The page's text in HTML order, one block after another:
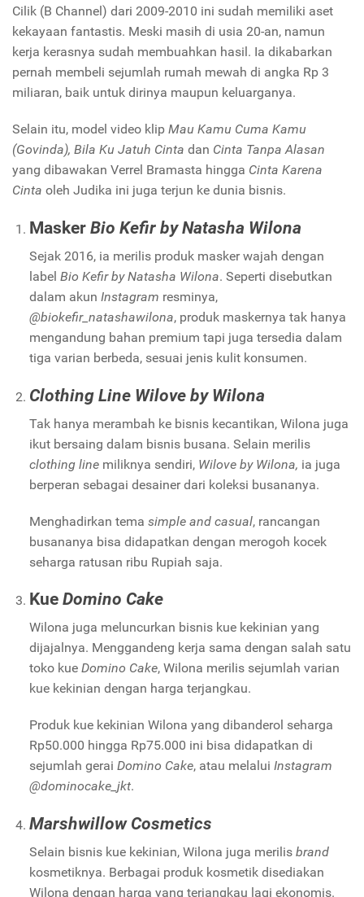
Cilik (B Channel) dari 2009-2010 ini sudah memiliki aset
kekayaan fantastis. Meski masih di usia 20-an, namun
kerja kerasnya sudah membuahkan hasil. Ia dikabarkan
pernah membeli sejumlah rumah mewah di angka Rp 3
miliaran, baik untuk dirinya maupun keluarganya.
Selain itu, model video klip Mau Kamu Cuma Kamu
(Govinda), Bila Ku Jatuh Cinta dan Cinta Tanpa Alasan
yang dibawakan Verrel Bramasta hingga Cinta Karena
Cinta oleh Judika ini juga terjun ke dunia bisnis.
Masker Bio Kefir by Natasha Wilona
Sejak 2016, ia merilis produk masker wajah dengan
label Bio Kefir by Natasha Wilona. Seperti disebutkan
dalam akun Instagram resminya,
@biokefir_natashawilona, produk maskernya tak hanya
mengandung bahan premium tapi juga tersedia dalam
tiga varian berbeda, sesuai jenis kulit konsumen.
Clothing Line Wilove by Wilona
Tak hanya merambah ke bisnis kecantikan, Wilona juga
ikut bersaing dalam bisnis busana. Selain merilis
clothing linemiliknya sendiri, Wilove by Wilona, ia juga
berperan sebagai desainer dari koleksi busananya.
Menghadirkan tema simple and casual, rancangan
busananya bisa didapatkan dengan merogoh kocek
seharga ratusan ribu Rupiah saja.
Kue Domino Cake
Wilona juga meluncurkan bisnis kue kekinian yang
dijajalnya. Menggandeng kerja sama dengan salah satu
toko kue Domino Cake, Wilona merilis sejumlah varian
kue kekinian dengan harga terjangkau.
Produk kue kekinian Wilona yang dibanderol seharga
Rp50.000 hingga Rp75.000 ini bisa didapatkan di
sejumlah gerai Domino Cake, atau melalui Instagram
@dominocake_jkt.
Marshwillow Cosmetics
Selain bisnis kue kekinian, Wilona juga merilis brand
kosmetiknya. Berbagai produk kosmetik disediakan
Wilona dengan harga yang terjangkau lagi ekonomis.